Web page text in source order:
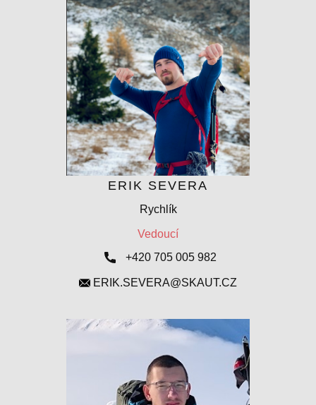
ERIK SEVERA
Rychlík
Vedoucí
+420 705 005 982
ERIK.SEVERA@SKAUT.CZ